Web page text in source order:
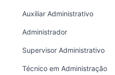
Auxiliar Administrativo
Administrador
Supervisor Administrativo
Técnico em Administração